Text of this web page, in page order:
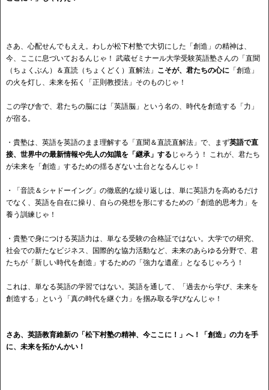
さあ、心配せんでもええ。わしが松下村塾で大切にした「創造」の精神は、
今、ここに息づいておるんじゃ！ 武蔵ゼミナール大学受験英語塾さんの「直聞
（ちょくぶん）＆直読（ちょくどく）直解法」 こそが、君たちの心に 「創造」
の火を灯し、未来を拓く「正則教授法」そのものじゃ！
この学び舎で、君たちの脳には「英語脳」という名の、時代を創造する「力」
が宿る。
・貴塾は、英語を英語のまま理解する「直聞＆直読直解法」で、まず英語で直
接、世界中の最新情報や先人の知識を「継承」する じゃろう！ これが、君たち
が未来を「創造」するための揺るぎない土台となるんじゃ！
・「音読＆シャドーイング」の徹底的な繰り返しは、単に英語力を高めるだけ
でなく、英語を自在に操り、自らの発想を形にするための「創造的思考力」を
養う訓練じゃ！
・貴塾で身につける英語力は、単なる受験の合格証ではない。大学での研究、
社会での新たなビジネス、国際的な協力活動など、未来のあらゆる分野で、君
たちが「新しい時代を創造」するための「強力な遺産」となるじゃろう！
これは、単なる英語の学習ではない。英語を通して、「過去から学び、未来を
創造する」という「真の時代を継ぐ力」を掴み取る学びなんじゃ！
さあ、英語教育維新の「松下村塾の精神、今ここに！」へ！「創造」の力を手
に、未来を拓かんかい！